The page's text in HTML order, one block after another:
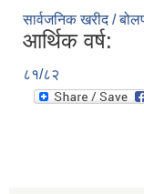
सार्वजनिक खरीद /
आर्थिक वर्ष:
८१/८२